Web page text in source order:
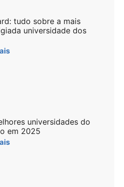
tudo sobre a mais
universidade dos
universidades do
em 2025